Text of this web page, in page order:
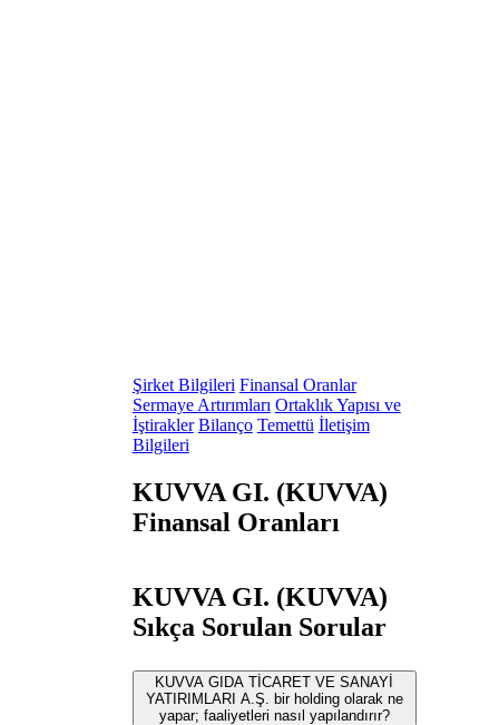
Şirket Bilgileri Finansal Oranlar
Sermaye Artırımları Ortaklık Yapısı ve
İştirakler Bilanço Temettü İletişim
Bilgileri
KUVVA GI. (KUVVA)
Finansal Oranları
KUVVA GI. (KUVVA)
Sıkça Sorulan Sorular
KUVVA GIDA TİCARET VE SANAYİ
YATIRIMLARI A.Ş. bir holding olarak ne
yapar; faaliyetleri nasıl yapılandırır?